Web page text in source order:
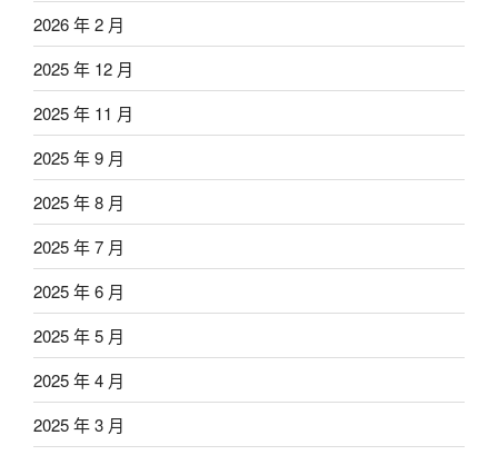
2026 年 2 月
2025 年 12 月
2025 年 11 月
2025 年 9 月
2025 年 8 月
2025 年 7 月
2025 年 6 月
2025 年 5 月
2025 年 4 月
2025 年 3 月